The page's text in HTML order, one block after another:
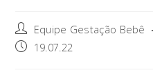
Post
author:
Equipe Gestação Bebê
Post19.07.22